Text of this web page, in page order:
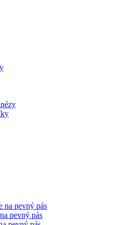
na pevný pás
pevný pás